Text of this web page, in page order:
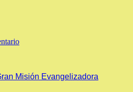
Misión Evangelizadora